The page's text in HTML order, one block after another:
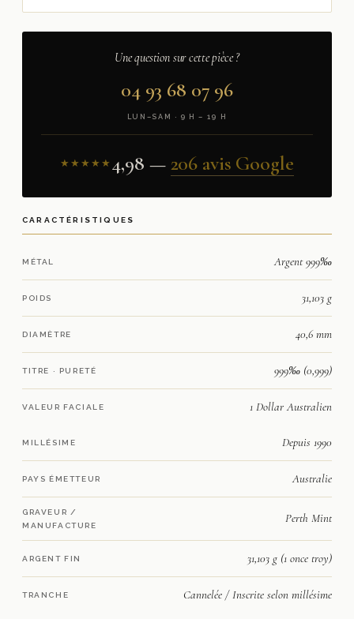
Une question sur cette pièce ?
04 93 68 07 96
LUN–SAM · 9 H – 19 H
★★★★★4,98 —206 avis Google
CARACTÉRISTIQUES
MÉTAL Argent 999‰
POIDS 31,103 g
DIAMÈTRE 40,6 mm
TITRE · PURETÉ 999‰ (0,999)
VALEUR FACIALE 1 Dollar Australien
MILLÉSIME Depuis 1990
PAYS ÉMETTEUR Australie
GRAVEUR /
MANUFACTURE
Perth Mint
ARGENT FIN 31,103 g (1 once troy)
TRANCHE Cannelée / Inscrite selon millésime